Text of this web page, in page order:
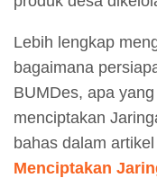
Lebih lengkap
bagaimana
BUMDes, apa
menciptakan
bahas dalam
Menciptakan